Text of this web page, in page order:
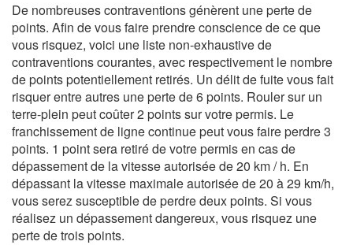
De nombreuses contraventions génèrent une perte de
points. Afin de vous faire prendre conscience de ce que
vous risquez, voici une liste non-exhaustive de
contraventions courantes, avec respectivement le nombre
de points potentiellement retirés. Un délit de fuite vous fait
risquer entre autres une perte de 6 points. Rouler sur un
terre-plein peut coûter 2 points sur votre permis. Le
franchissement de ligne continue peut vous faire perdre 3
points. 1 point sera retiré de votre permis en cas de
dépassement de la vitesse autorisée de 20 km / h. En
dépassant la vitesse maximale autorisée de 20 à 29 km/h,
vous serez susceptible de perdre deux points. Si vous
réalisez un dépassement dangereux, vous risquez une
perte de trois points.